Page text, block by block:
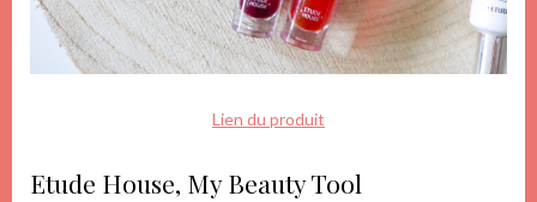
Lien du produit
Etude House, My Beauty Tool